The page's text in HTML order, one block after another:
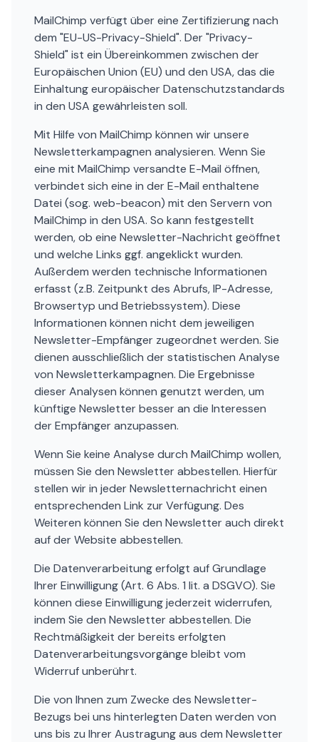
MailChimp verfügt über eine Zertifizierung nach
dem "EU-US-Privacy-Shield". Der "Privacy-
Shield" ist ein Übereinkommen zwischen der
Europäischen Union (EU) und den USA, das die
Einhaltung europäischer Datenschutzstandards
in den USA gewährleisten soll.
Mit Hilfe von MailChimp können wir unsere
Newsletterkampagnen analysieren. Wenn Sie
eine mit MailChimp versandte E-Mail öffnen,
verbindet sich eine in der E-Mail enthaltene
Datei (sog. web-beacon) mit den Servern von
MailChimp in den USA. So kann festgestellt
werden, ob eine Newsletter-Nachricht geöffnet
und welche Links ggf. angeklickt wurden.
Außerdem werden technische Informationen
erfasst (z.B. Zeitpunkt des Abrufs, IP-Adresse,
Browsertyp und Betriebssystem). Diese
Informationen können nicht dem jeweiligen
Newsletter-Empfänger zugeordnet werden. Sie
dienen ausschließlich der statistischen Analyse
von Newsletterkampagnen. Die Ergebnisse
dieser Analysen können genutzt werden, um
künftige Newsletter besser an die Interessen
der Empfänger anzupassen.
Wenn Sie keine Analyse durch MailChimp wollen,
müssen Sie den Newsletter abbestellen. Hierfür
stellen wir in jeder Newsletternachricht einen
entsprechenden Link zur Verfügung. Des
Weiteren können Sie den Newsletter auch direkt
auf der Website abbestellen.
Die Datenverarbeitung erfolgt auf Grundlage
Ihrer Einwilligung (Art. 6 Abs. 1 lit. a DSGVO). Sie
können diese Einwilligung jederzeit widerrufen,
indem Sie den Newsletter abbestellen. Die
Rechtmäßigkeit der bereits erfolgten
Datenverarbeitungsvorgänge bleibt vom
Widerruf unberührt.
Die von Ihnen zum Zwecke des Newsletter-
Bezugs bei uns hinterlegten Daten werden von
uns bis zu Ihrer Austragung aus dem Newsletter